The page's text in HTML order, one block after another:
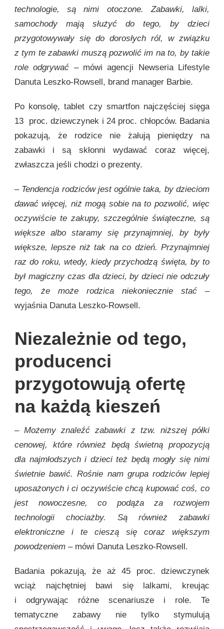
technologie, są nimi otoczone. Zabawki, lalki,
samochody mają służyć do tego, by dzieci
przygotowywały się do dorosłych ról, w związku
z tym te zabawki muszą pozwolić im na to, by takie
role odgrywać – mówi agencji Newseria Lifestyle
Danuta Leszko-Rowsell, brand manager Barbie.
Po konsolę, tablet czy smartfon najczęściej sięga
13 proc. dziewczynek i 24 proc. chłopców. Badania
pokazują, że rodzice nie żałują pieniędzy na
zabawki i są skłonni wydawać coraz więcej,
zwłaszcza jeśli chodzi o prezenty.
– Tendencja rodziców jest ogólnie taka, by dzieciom
dawać więcej, niż mogą sobie na to pozwolić, więc
oczywiście te zakupy, szczególnie świąteczne, są
większe albo staramy się przynajmniej, by były
większe, lepsze niż tak na co dzień. Przynajmniej
raz do roku, wtedy, kiedy przychodzą święta, by to
był magiczny czas dla dzieci, by dzieci nie odczuły
tego, że może rodzica niekoniecznie stać –
wyjaśnia Danuta Leszko-Rowsell.
Niezależnie od tego,
producenci
przygotowują ofertę
na każdą kieszeń
– Możemy znaleźć zabawki z tzw. niższej półki
cenowej, które również będą świetną propozycją
dla najmłodszych i dzieci też będą mogły się nimi
świetnie bawić. Rośnie nam grupa rodziców lepiej
uposażonych i ci oczywiście chcą kupować coś, co
jest nowoczesne, co podąża za rozwojem
technologii chociażby. Są również zabawki
elektroniczne i te cieszą się coraz większym
powodzeniem – mówi Danuta Leszko-Rowsell.
Badania pokazują, że aż 45 proc. dziewczynek
wciąż najchętniej bawi się lalkami, kreując
i odgrywając różne scenariusze i role. Te
tematyczne zabawy nie tylko stymulują